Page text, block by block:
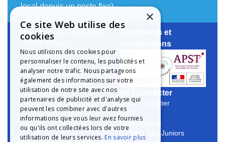
local depuis un poste fixe).
Mieux nous Connaître
Notre Engagement
La Charte Qualité
Le Projet Educatif
Les Aides Possibles
Les Groupes
Agréments et
qualifications
Se Connecter
Nous Contacter
FAQ
Recrutement
Le Blog Cap Juniors
×
Ce site Web utilise des
cookies
Nous utilisons des cookies pour
personnaliser le contenu, les publicités et
analyser notre trafic. Nous partageons
également des informations sur votre
utilisation de notre site avec nos
partenaires de publicité et d'analyse qui
peuvent les combiner avec d'autres
informations que vous leur avez fournies
ou qu'ils ont collectées lors de votre
utilisation de leurs services. En savoir plus